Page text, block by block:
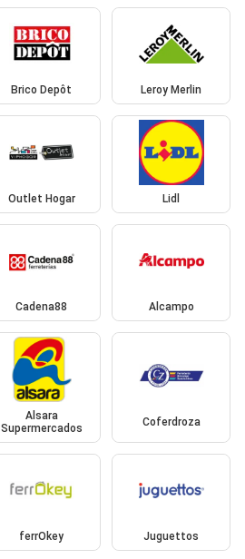
Brico Depôt Leroy Merlin
Outlet Hogar Lidl
Cadena88 Alcampo
Alsara
Supermercados
Coferdroza
ferrOkey Juguettos